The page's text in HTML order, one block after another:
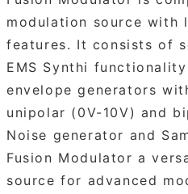
modulation source with
features. It consists of
EMS Synthi
envelope generators
unipolar (0V-10V) and
Noise generator and
Fusion Modulator a
source for advanced